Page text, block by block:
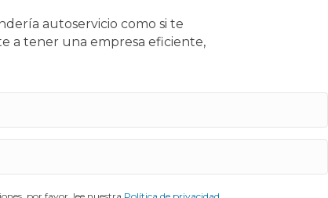
autoservicio como si te
a tener una empresa eficiente,